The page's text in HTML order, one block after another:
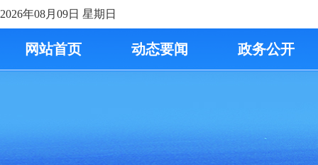
2026年08月09日 星期日
网站首页 动态要闻 政务公开